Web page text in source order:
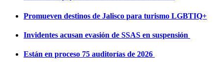
Promueven destinos de Jalisco para turismo LGBTIQ+
Invidentes acusan evasión de SSAS en suspensión
Están en proceso 75 auditorías de 2026